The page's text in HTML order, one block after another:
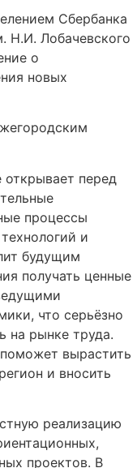
Сбербанка
Н.И. Лобачевского
о
новых
открывает перед
процессы
и
будущим
получать ценные
что серьёзно
на рынке труда.
вырастить
и вносить
реализацию
проектов. В